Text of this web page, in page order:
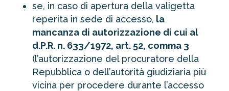
se, in caso di apertura della valigetta
reperita in sede di accesso, la
mancanza di autorizzazione di cui al
d.P.R. n. 633/1972, art. 52, comma 3
(l’autorizzazione del procuratore della
Repubblica o dell’autorità giudiziaria più
vicina per procedere durante l’accesso